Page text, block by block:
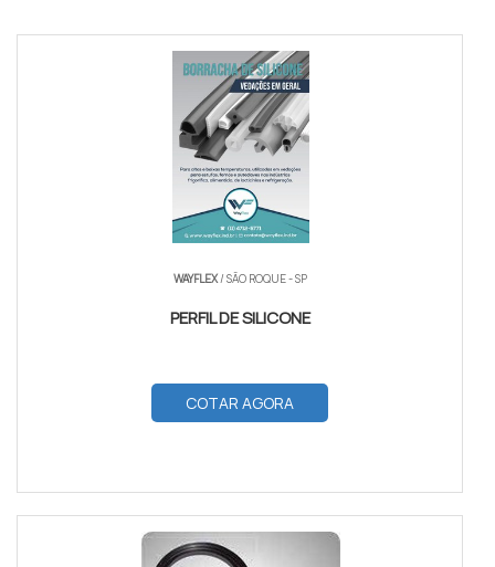
WAYFLEX/ SÃO ROQUE - SP
PERFIL DE SILICONE
COTAR AGORA